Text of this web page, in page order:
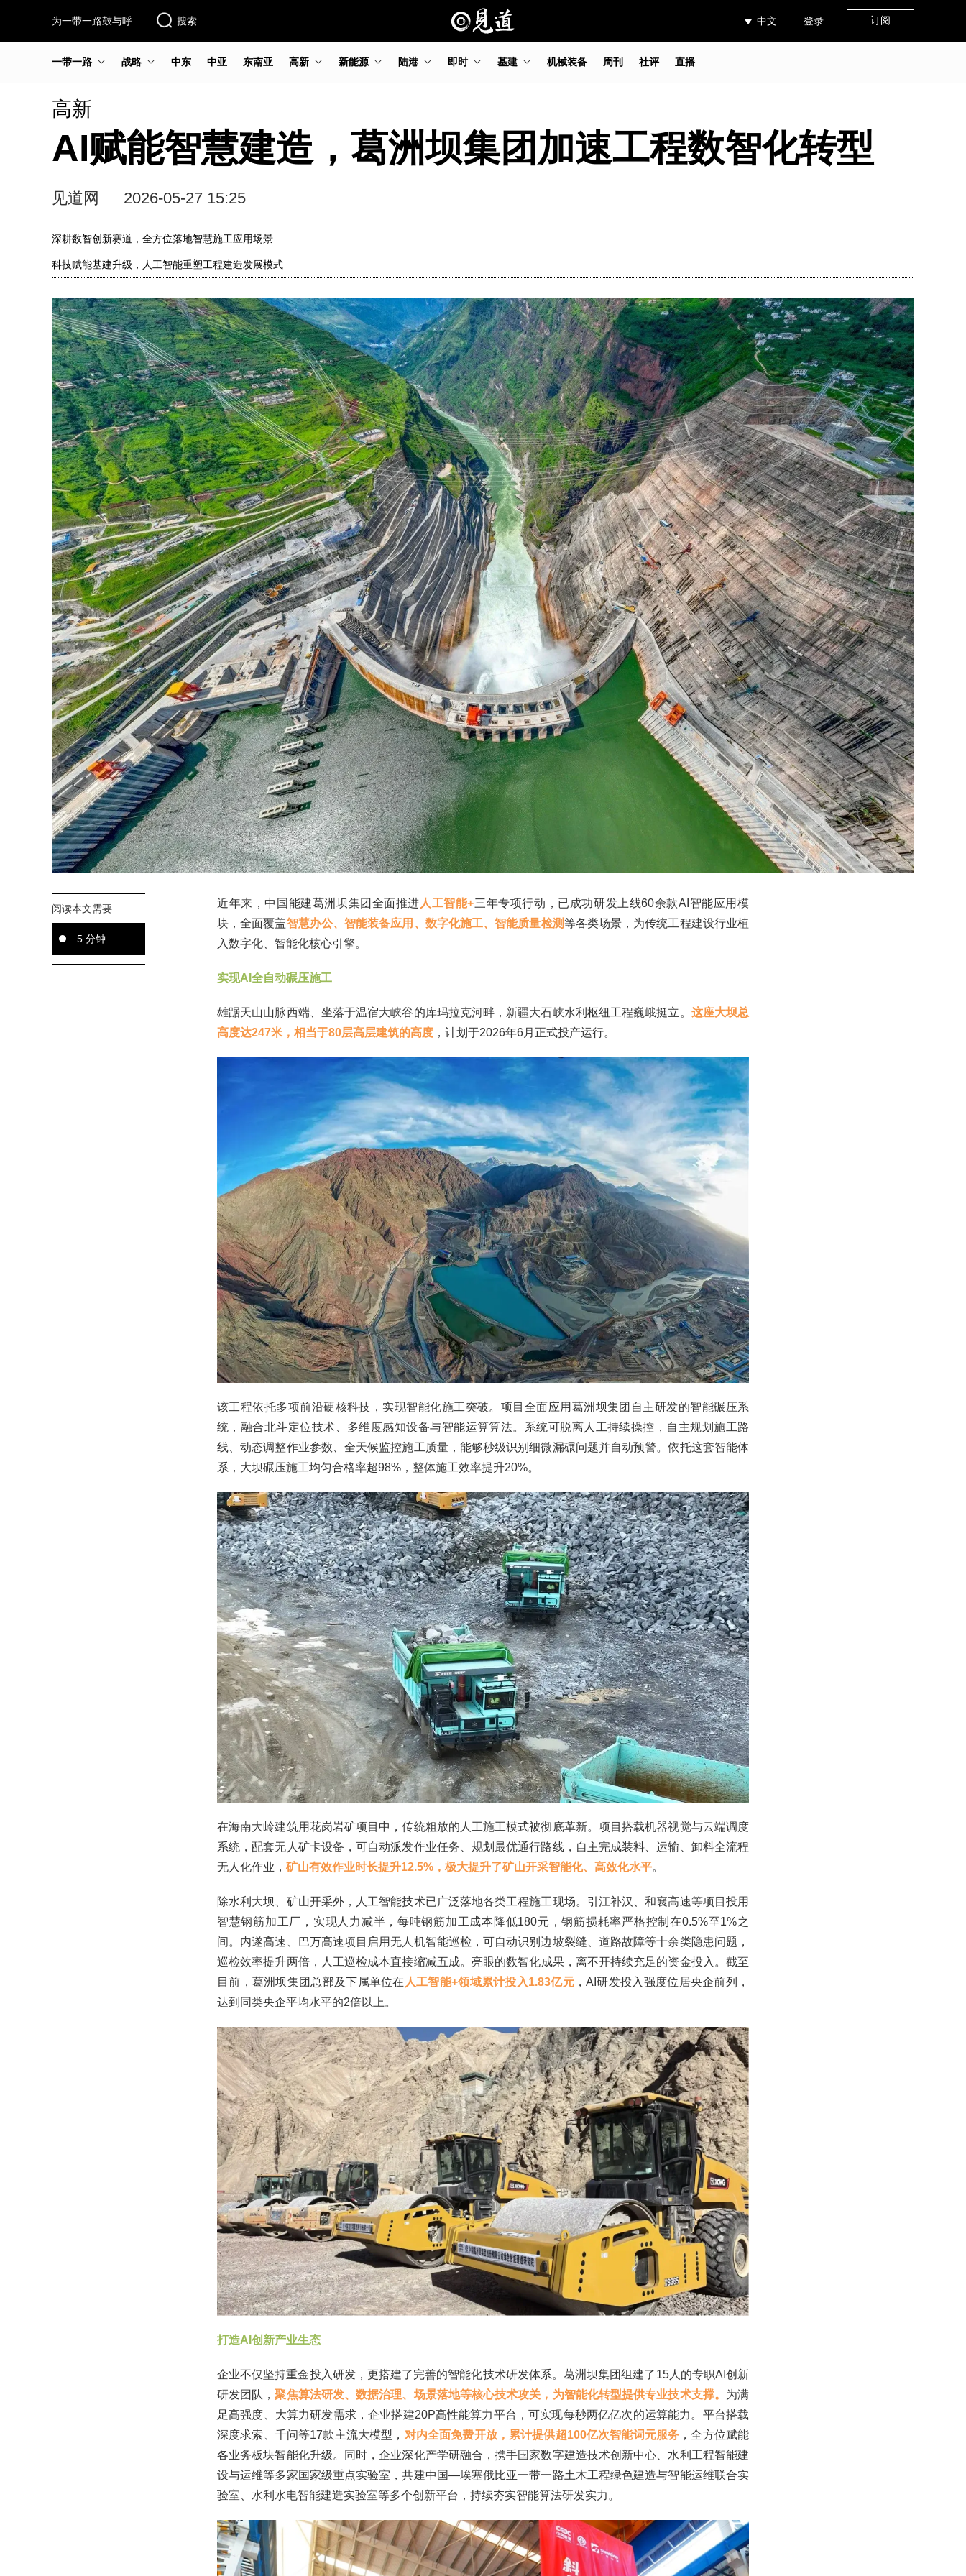
为一带一路鼓与呼 搜索 中文 登录 订阅
一带一路 战略 中东 中亚 东南亚 高新 新能源 陆港 即时 基建 机械装备 周刊 社评 直播
高新
AI赋能智慧建造，葛洲坝集团加速工程数智化转型
见道网 2026-05-27 15:25
深耕数智创新赛道，全方位落地智慧施工应用场景
科技赋能基建升级，人工智能重塑工程建造发展模式
阅读本文需要
5 分钟
近年来，中国能建葛洲坝集团全面推进 人工智能+三年专项行动，已成功研发上线60余款AI智能应用模
块，全面覆盖智慧办公、智能装备应用、数字化施工、智能质量检测等各类场景，为传统工程建设行业植
入数字化、智能化核心引擎。
实现AI全自动碾压施工
雄踞天山山脉西端、坐落于温宿大峡谷的库玛拉克河畔，新疆大石峡水利枢纽工程巍峨挺立。 这座大坝总
高度达247米，相当于80层高层建筑的高度 ，计划于2026年6月正式投产运行。
该工程依托多项前沿硬核科技，实现智能化施工突破。项目全面应用葛洲坝集团自主研发的智能碾压系
统，融合北斗定位技术、多维度感知设备与智能运算算法。系统可脱离人工持续操控，自主规划施工路
线、动态调整作业参数、全天候监控施工质量，能够秒级识别细微漏碾问题并自动预警。依托这套智能体
系，大坝碾压施工均匀合格率超98%，整体施工效率提升20%。
在海南大岭建筑用花岗岩矿项目中，传统粗放的人工施工模式被彻底革新。项目搭载机器视觉与云端调度
系统，配套无人矿卡设备，可自动派发作业任务、规划最优通行路线，自主完成装料、运输、卸料全流程
无人化作业， 矿山有效作业时长提升12.5%，极大提升了矿山开采智能化、高效化水平。
除水利大坝、矿山开采外，人工智能技术已广泛落地各类工程施工现场。引江补汉、和襄高速等项目投用
智慧钢筋加工厂，实现人力减半，每吨钢筋加工成本降低180元，钢筋损耗率严格控制在0.5%至1%之
间。内遂高速、巴万高速项目启用无人机智能巡检，可自动识别边坡裂缝、道路故障等十余类隐患问题，
巡检效率提升两倍，人工巡检成本直接缩减五成。 亮眼的数智化成果，离不开持续充足的资金投入。截至
目前，葛洲坝集团总部及下属单位在 人工智能+领域累计投入1.83亿元，AI研发投入强度位居央企前列，
达到同类央企平均水平的2倍以上。
打造AI创新产业生态
企业不仅坚持重金投入研发，更搭建了完善的智能化技术研发体系。葛洲坝集团组建了15人的专职AI创新
研发团队，聚焦算法研发、数据治理、场景落地等核心技术攻关，为智能化转型提供专业技术支撑。 为满
足高强度、大算力研发需求，企业搭建20P高性能算力平台，可实现每秒两亿亿次的运算能力。平台搭载
深度求索、千问等17款主流大模型， 对内全面免费开放，累计提供超100亿次智能词元服务 ，全方位赋能
各业务板块智能化升级。同时，企业深化产学研融合，携手国家数字建造技术创新中心、水利工程智能建
设与运维等多家国家级重点实验室，共建中国—埃塞俄比亚一带一路土木工程绿色建造与智能运维联合实
验室、水利水电智能建造实验室等多个创新平台，持续夯实智能算法研发实力。